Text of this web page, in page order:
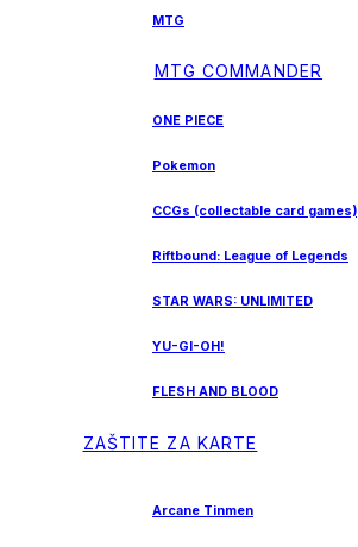
MTG
MTG COMMANDER
ONE PIECE
Pokemon
CCGs (collectable card games)
Riftbound: League of Legends
STAR WARS: UNLIMITED
YU-GI-OH!
FLESH AND BLOOD
ZAŠTITE ZA KARTE
Arcane Tinmen